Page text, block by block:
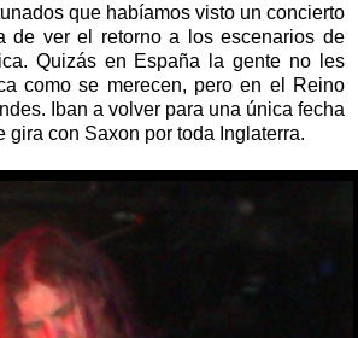
que habíamos visto un concierto
de ver el retorno a los escenarios de
Quizás en España la gente no les
como se merecen, pero en el Reino
Iban a volver para una única fecha
gira con Saxon por toda Inglaterra.